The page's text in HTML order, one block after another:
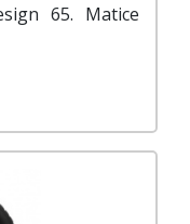
65. Matice